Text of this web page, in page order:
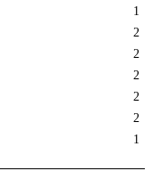
1
2
2
2
2
2
1